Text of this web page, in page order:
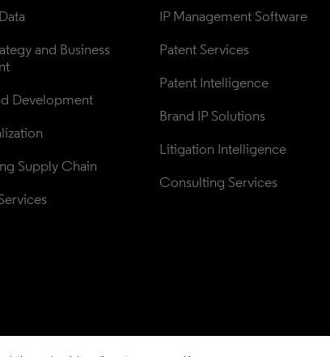
and Business
Development
Supply Chain
IP Management Software
Patent Services
Patent Intelligence
Brand IP Solutions
Litigation Intelligence
Consulting Services